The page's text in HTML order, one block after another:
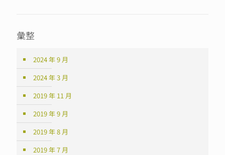
彙整
2024 年 9 月
2024 年 3 月
2019 年 11 月
2019 年 9 月
2019 年 8 月
2019 年 7 月